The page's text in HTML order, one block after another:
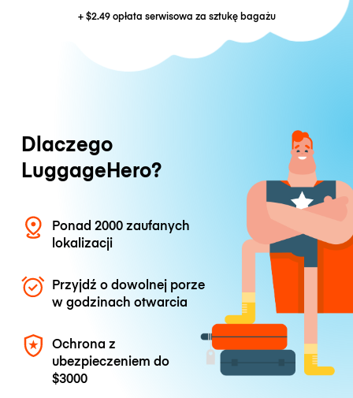
+$2.49opłata serwisowa za sztukę bagażu
Dlaczego
LuggageHero?
Ponad 2000 zaufanych
lokalizacji
Przyjdź o dowolnej porze
w godzinach otwarcia
Ochrona z
ubezpieczeniem do
$3000